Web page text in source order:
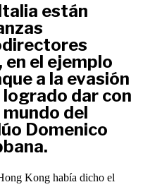
están
el ejemplo
a la evasión
dar con
del
Domenico
Kong había dicho el